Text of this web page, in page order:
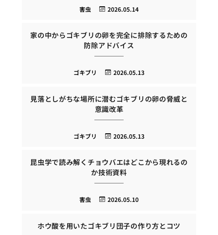
2026.05.14
害虫
家の中からゴキブリの卵を完全に排除するための
防除アドバイス
2026.05.13
ゴキブリ
見落としがちな場所に潜むゴキブリの卵の脅威と
意識改革
2026.05.13
ゴキブリ
昆虫学で読み解くチョウバエはどこから現れるの
か技術資料
2026.05.10
害虫
ホウ酸を用いたゴキブリ団子の作り方とコツ